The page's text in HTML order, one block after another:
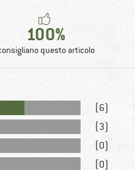
100%
questo articolo
(6)
(3)
(0)
(0)